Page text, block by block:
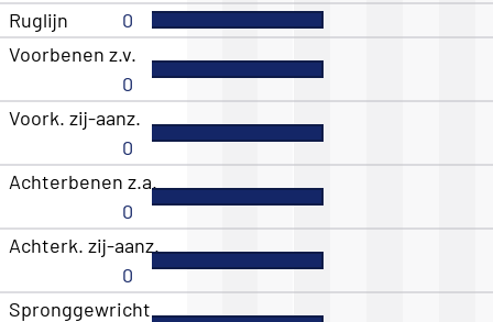
Ruglijn
0
Voorbenen z.v.
0
Voork. zij-aanz.
0
Achterbenen z.a.
0
Achterk. zij-aanz.
0
Spronggewricht